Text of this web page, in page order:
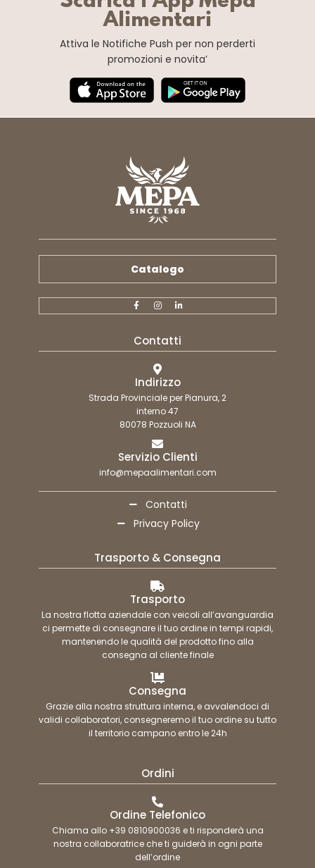
Alimentari
Attiva le Notifiche Push per non perderti
promozioni e novita’
Catalogo
Contatti
Indirizzo
Strada Provinciale per Pianura, 2
interno 47
80078 Pozzuoli NA
Servizio Clienti
info@mepaalimentari.com
Contatti
Privacy Policy
Trasporto & Consegna
Trasporto
La nostra flotta aziendale con veicoli all’avanguardia
ci permette di consegnare il tuo ordine in tempi rapidi,
mantenendo le qualità del prodotto fino alla
consegna al cliente finale
Consegna
Grazie alla nostra struttura interna, e avvalendoci di
validi collaboratori, consegneremo il tuo ordine su tutto
il territorio campano entro le 24h
Ordini
Ordine Telefonico
Chiama allo +39 0810900036 e ti risponderà una
nostra collaboratrice che ti guiderà in ogni parte
dell’ordine